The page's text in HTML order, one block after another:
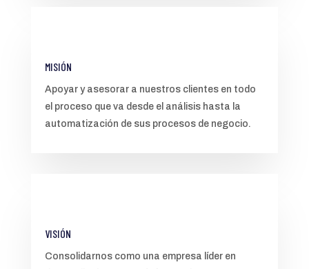
MISIÓN
Apoyar y asesorar a nuestros clientes en todo
el proceso que va desde el análisis hasta la
automatización de sus procesos de negocio.
VISIÓN
Consolidarnos como una empresa líder en